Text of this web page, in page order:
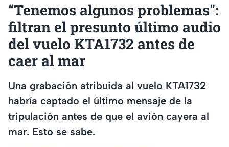
“Tenemos algunos problemas":
filtran el presunto último audio
del vuelo KTA1732 antes de
caer al mar
Una grabación atribuida al vuelo KTA1732
habría captado el último mensaje de la
tripulación antes de que el avión cayera al
mar. Esto se sabe.